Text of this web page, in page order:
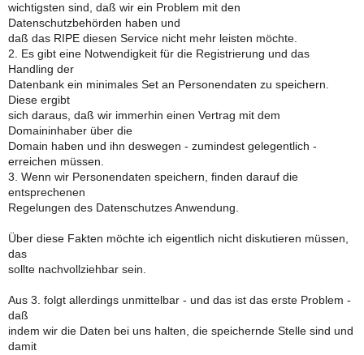
wichtigsten sind, daß wir ein Problem mit den
Datenschutzbehörden haben und
daß das RIPE diesen Service nicht mehr leisten möchte.
2. Es gibt eine Notwendigkeit für die Registrierung und das
Handling der
Datenbank ein minimales Set an Personendaten zu speichern.
Diese ergibt
sich daraus, daß wir immerhin einen Vertrag mit dem
Domaininhaber über die
Domain haben und ihn deswegen - zumindest gelegentlich -
erreichen müssen.
3. Wenn wir Personendaten speichern, finden darauf die
entsprechenen
Regelungen des Datenschutzes Anwendung.
Über diese Fakten möchte ich eigentlich nicht diskutieren müssen,
das
sollte nachvollziehbar sein.
Aus 3. folgt allerdings unmittelbar - und das ist das erste Problem -
daß
indem wir die Daten bei uns halten, die speichernde Stelle sind und
damit